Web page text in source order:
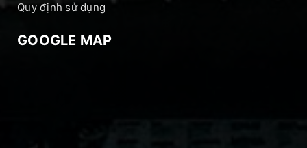
Quy định sử dụng
GOOGLE MAP